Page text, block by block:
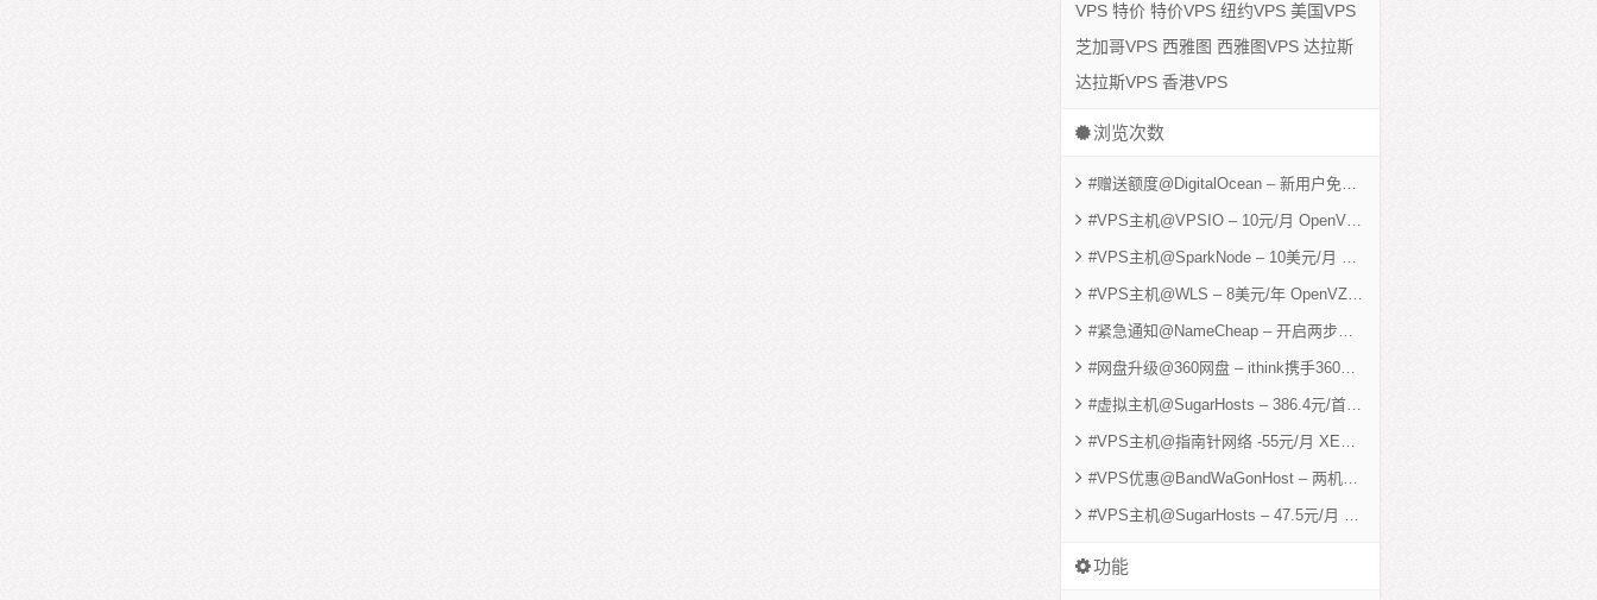
VPS 特价 特价VPS 纽约VPS 美国VPS
芝加哥VPS 西雅图 西雅图VPS 达拉斯
达拉斯VPS 香港VPS
浏览次数
#赠送额度@DigitalOcean – 新用户免费赠送25美元余额 512M KVM可用5个月
#VPS主机@VPSIO – 10元/月 OpenVZ 1G 40G 1600G 洛杉矶VPS
#VPS主机@SparkNode – 10美元/月 XEN 1G 30G SSD 3000G 美国VPS
#VPS主机@WLS – 8美元/年 OpenVZ 256M 10G 3T 两机房
#紧急通知@NameCheap – 开启两步验证 防止账户信息泄露
#网盘升级@360网盘 – ithink携手360免费获取2T网络硬盘
#虚拟主机@SugarHosts – 386.4元/首年 香港独立IP cPanel主机 5000M 50G
#VPS主机@指南针网络 -55元/月 XEN 512M 30G 3M不限 香港VPS
#VPS优惠@BandWaGonHost – 两机房 ovz 512M神器 9.99美元/年
#VPS主机@SugarHosts – 47.5元/月 XEN 768M 10G SSD 1T 洛杉矶VPS
功能